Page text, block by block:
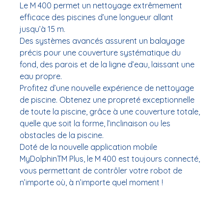
Le M 400 permet un nettoyage extrêmement
efficace des piscines d’une longueur allant
jusqu’à 15 m.
Des systèmes avancés assurent un balayage
précis pour une couverture systématique du
fond, des parois et de la ligne d’eau, laissant une
eau propre.
Profitez d’une nouvelle expérience de nettoyage
de piscine. Obtenez une propreté exceptionnelle
de toute la piscine, grâce à une couverture totale,
quelle que soit la forme, l’inclinaison ou les
obstacles de la piscine.
Doté de la nouvelle application mobile
MyDolphinTM Plus, le M 400 est toujours connecté,
vous permettant de contrôler votre robot de
n’importe où, à n’importe quel moment !